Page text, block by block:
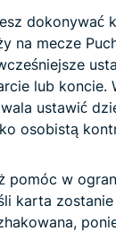
dokonywać
na mecze
lub koncie.
ustawić
osobistą
pomóc w
karta